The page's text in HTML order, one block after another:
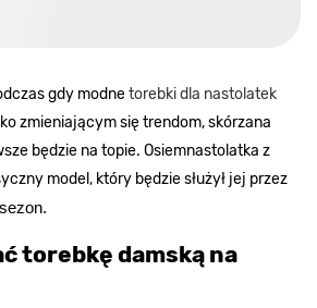
gdy modnetorebki dla nastolatek
zmieniającym się trendom, skórzana
będzie na topie. Osiemnastolatka z
model, który będzie służył jej przez
torebkę damską na